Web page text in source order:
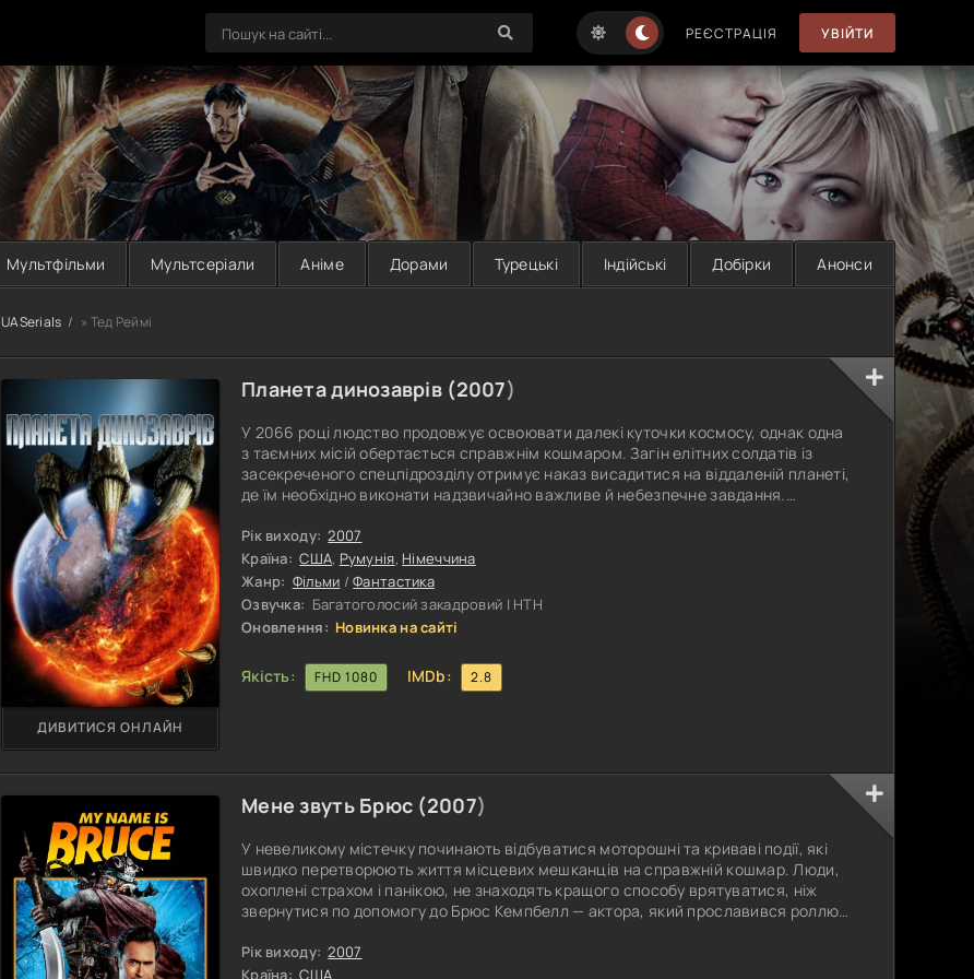
РЕЄСТРАЦІЯ УВІЙТИ
Мультфільми Мультсеріали Аніме Дорами Турецькі Індійські Добірки Анонси
UASerials » Тед Реймі
Планета динозаврів (2007)
У 2066 році людство продовжує освоювати далекі куточки космосу, однак одна
з таємних місій обертається справжнім кошмаром. Загін елітних солдатів із
засекреченого спецпідрозділу отримує наказ висадитися на віддаленій планеті,
де їм необхідно виконати надзвичайно важливе й небезпечне завдання.
бійці розуміють, що опинилися у смертельній пастці, де кожен крок може стати
останнім. Незабаром військові дізнаються шокуючу
Рік виходу: 2007
Країна: США, Румунія, Німеччина
Жанр: Фільми /Фантастика
Озвучка: Багатоголосий закадровий | НТН
Оновлення: Новинка на сайті
Якість: FHD 1080 IMDb: 2.8
ДИВИТИСЯ ОНЛАЙН
Мене звуть Брюс (2007)
У невеликому містечку починають відбуватися моторошні та криваві події, які
швидко перетворюють життя місцевих мешканців на справжній кошмар. Люди,
охоплені страхом і панікою, не знаходять кращого способу врятуватися, ніж
звернутися по допомогу до Брюс Кемпбелл — актора, який прославився роллю
здається ідеальним героєм, здатним самотужки знищити чудовиськ і врятувати
всіх від загибелі. Та проблема в тому, що в
Рік виходу: 2007
Країна: США